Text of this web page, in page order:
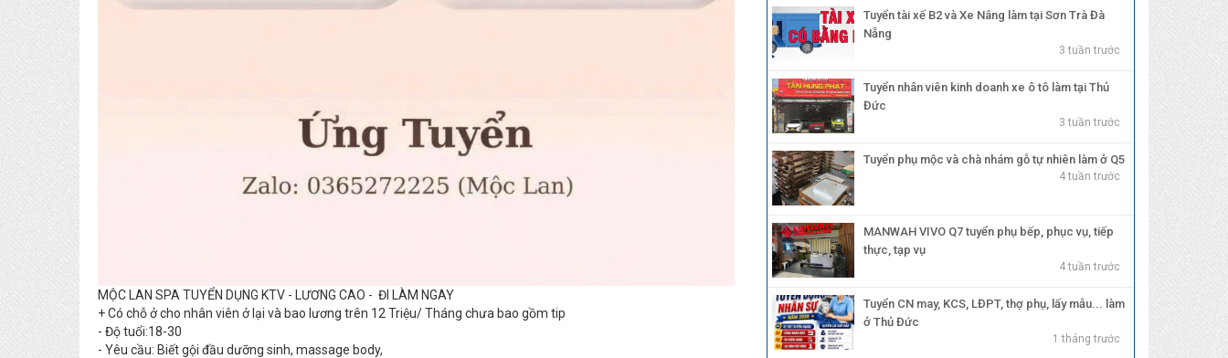
MỘC LAN SPA TUYỂN DỤNG KTV - LƯƠNG CAO - ĐI LÀM NGAY
+ Có chỗ ở cho nhân viên ở lại và bao lương trên 12 Triệu/ Tháng chưa bao gồm tip
- Độ tuổi:18-30
- Yêu cầu: Biết gội đầu dưỡng sinh, massage body,
Tuyển tài xế B2 và Xe Nâng làm tại Sơn Trà Đà
Nẵng
3 tuần trước
Tuyển nhân viên kinh doanh xe ô tô làm tại Thủ
Đức
3 tuần trước
Tuyển phụ mộc và chà nhám gỗ tự nhiên làm ở Q5
4 tuần trước
MANWAH VIVO Q7 tuyển phụ bếp, phục vụ, tiếp
thực, tạp vụ
4 tuần trước
Tuyển CN may, KCS, LĐPT, thợ phụ, lấy mẫu... làm
ở Thủ Đức
1 tháng trước